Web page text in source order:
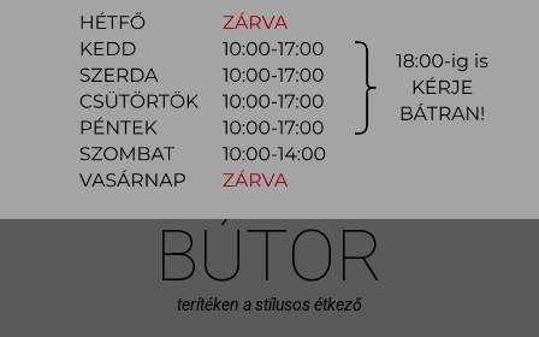
funkciót is betölt, ezért fontos a funkcionalitásában megfelelő bútorok
kiválasztása és ötletes...
bővebben
ÉTKEZŐ
BÚTOR
terítéken a stílusos étkező